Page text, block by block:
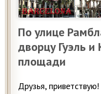
По улице
дворцу Гуэль и
площади
Друзья,